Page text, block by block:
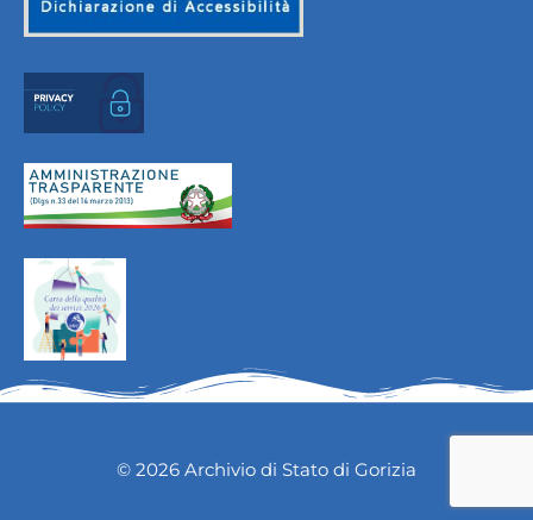
© 2026 Archivio di Stato di Gorizia